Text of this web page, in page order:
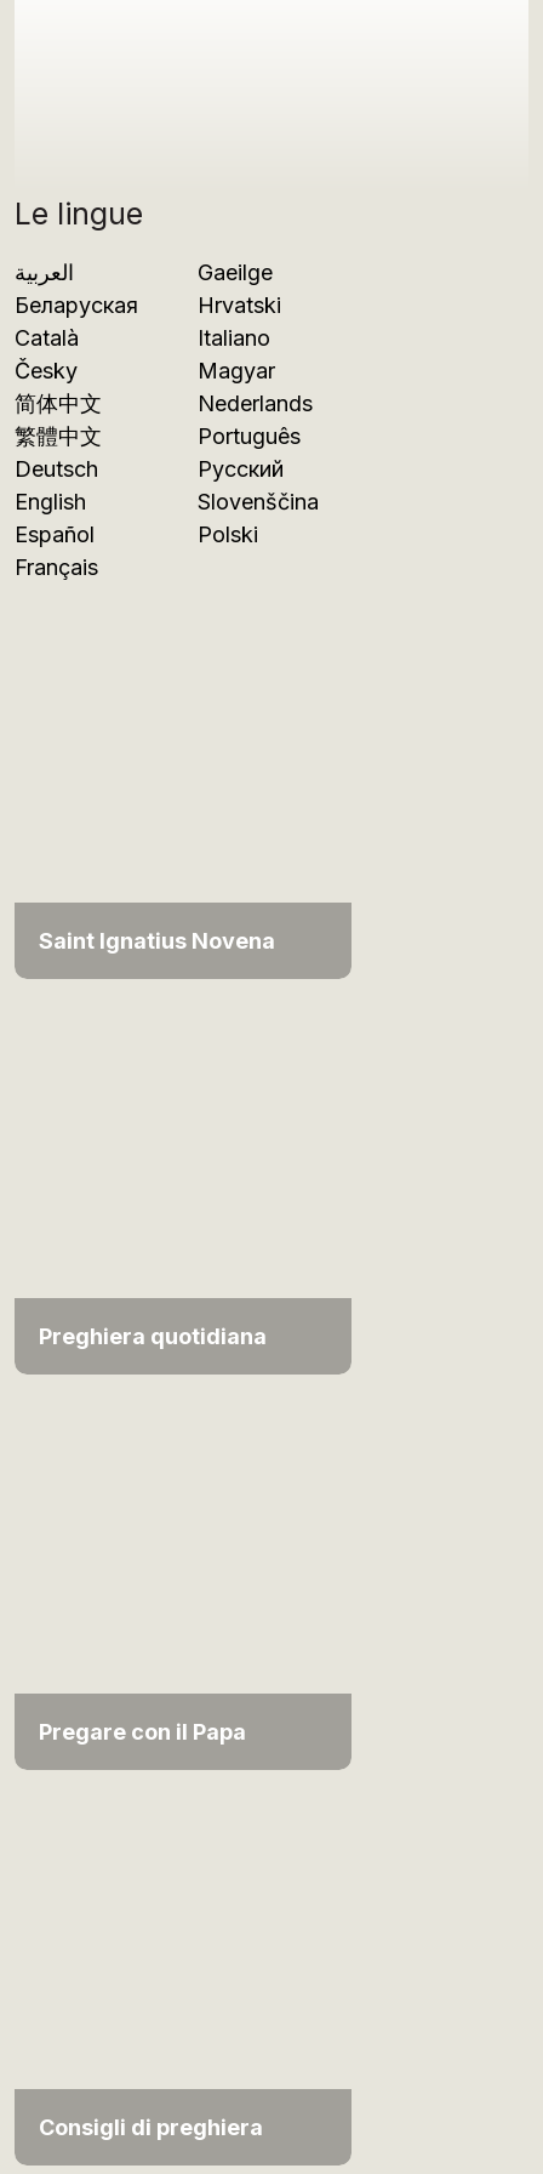
Le lingue
العربية
Беларуская
Català
Česky
简体中文
繁體中文
Deutsch
English
Español
Français
Gaeilge
Hrvatski
Italiano
Magyar
Nederlands
Português
Русский
Slovenščina
Polski
Saint Ignatius Novena
Preghiera quotidiana
Pregare con il Papa
Consigli di preghiera